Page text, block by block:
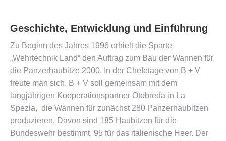
Geschichte, Entwicklung und Einführung
Zu Beginn des Jahres 1996 erhielt die Sparte
„Wehrtechnik Land“ den Auftrag zum Bau der Wannen für
die Panzerhaubitze 2000. In der Chefetage von B + V
freute man sich. B + V soll gemeinsam mit dem
langjährigen Kooperationspartner Otobreda in La
Spezia, die Wannen für zunächst 280 Panzerhaubitzen
produzieren. Davon sind 185 Haubitzen für die
Bundeswehr bestimmt, 95 für das italienische Heer. Der